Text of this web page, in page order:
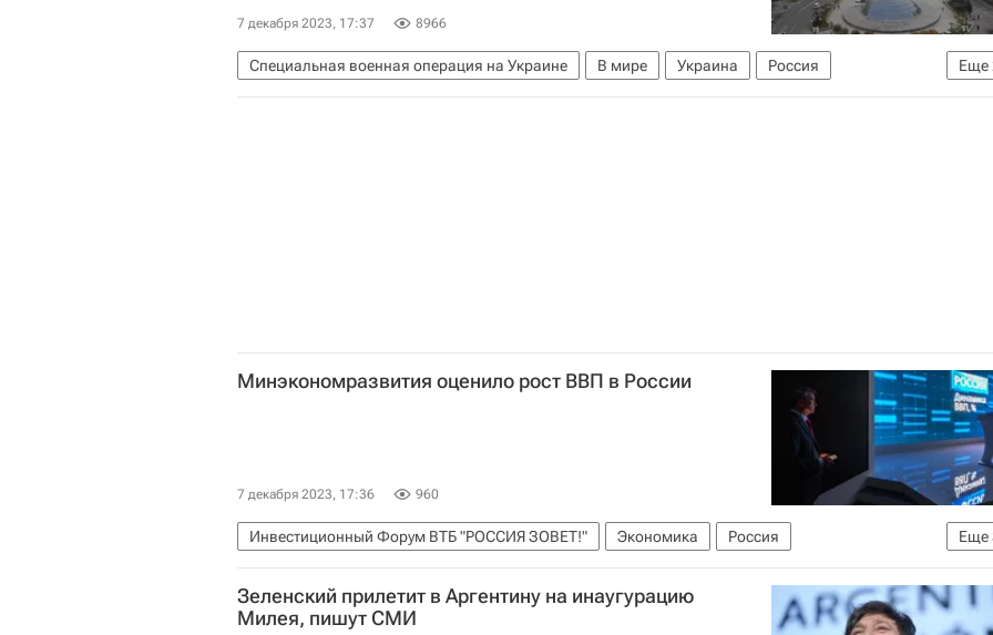
7 декабря 2023, 17:37 8966
Еще
Специальная военная операция на Украине В мире Украина
Россия
Владимир Зеленский
Санкции в отношении России
Минэкономразвития оценило рост ВВП в России
7 декабря 2023, 17:36 960
Еще
Инвестиционный Форум ВТБ "РОССИЯ ЗОВЕТ!" Экономика
Россия
Максим Решетников
Владимир Путин
Министерство экономического развития РФ (Минэкономразвития России)
Зеленский прилетит в Аргентину на инаугурацию
Милея, пишут СМИ